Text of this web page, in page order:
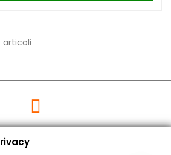
articoli
un Buono acquisto